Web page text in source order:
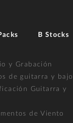
B Stocks
y Grabación
de guitarra y bajo
Guitarra y
de Viento